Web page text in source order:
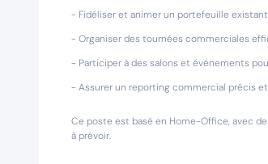
- Fidéliser et animer un portefeuille
- Organiser des tournées commerciales
- Participer à des salons et événements
- Assurer un reporting commercial précis
Ce poste est basé en Home-Office, avec
à prévoir.